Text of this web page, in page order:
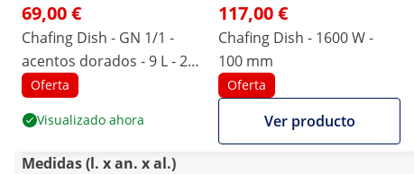
69,00 €
Chafing Dish - GN 1/1 -
acentos dorados - 9 L - 2
contenedores de
Catering
Oferta
Visualizado ahora
117,00 €
Chafing Dish - 1600 W -
100 mm
Oferta
Ver producto
Medidas (l. x an. x al.)